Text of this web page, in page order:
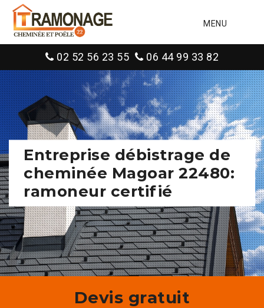
MENU
02 52 56 23 55 06 44 99 33 82
Entreprise débistrage de
cheminée Magoar 22480:
ramoneur certifié
Devis gratuit